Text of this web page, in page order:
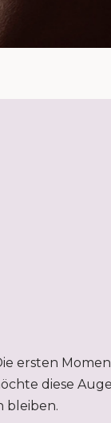
ersten
diese
bleiben.